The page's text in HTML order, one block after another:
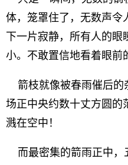
体，笼罩住了，无数声令
下一片寂静，所有人的
小。不敢置信地看着眼前
箭枝就像被春雨催后的
场正中央约数十丈方圆的
溅在空中！
而最密集的箭雨正中，